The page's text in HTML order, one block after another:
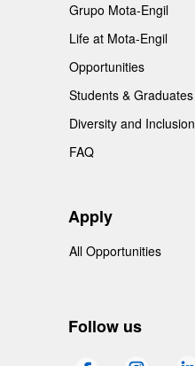
Grupo Mota-Engil
Life at Mota-Engil
Opportunities
Students & Graduates
Diversity and Inclusion
FAQ
Apply
All Opportunities
Follow us